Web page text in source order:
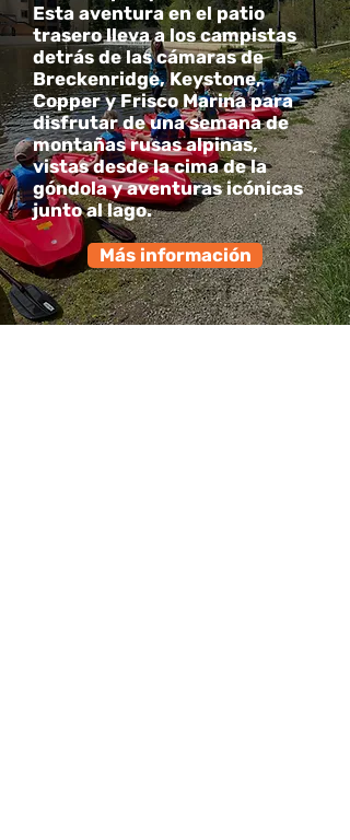
Esta aventura en el patio
trasero lleva a los campistas
detrás de las cámaras de
Breckenridge, Keystone,
Copper y Frisco Marina para
disfrutar de una semana de
montañas rusas alpinas,
vistas desde la cima de la
góndola y aventuras icónicas
junto al lago.
Más información